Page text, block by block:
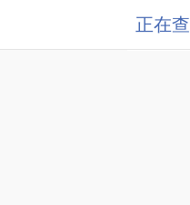
正在